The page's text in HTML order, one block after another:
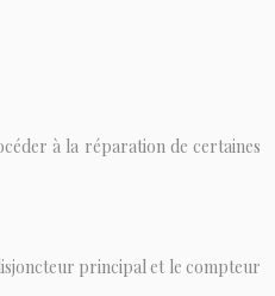
à la réparation de certaines
principal et le compteur